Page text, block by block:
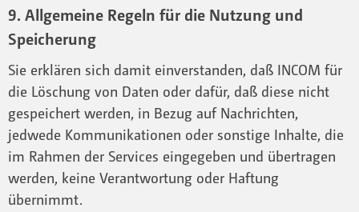
9. Allgemeine Regeln für die Nutzung und
Speicherung
Sie erklären sich damit einverstanden, daß INCOM für
die Löschung von Daten oder dafür, daß diese nicht
gespeichert werden, in Bezug auf Nachrichten,
jedwede Kommunikationen oder sonstige Inhalte, die
im Rahmen der Services eingegeben und übertragen
werden, keine Verantwortung oder Haftung
übernimmt.